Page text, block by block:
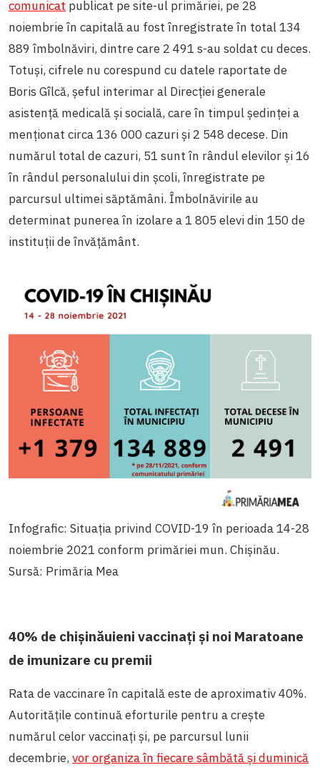
comunicat publicat pe site-ul primăriei, pe 28
noiembrie în capitală au fost înregistrate în total 134
889 îmbolnăviri, dintre care 2 491 s-au soldat cu deces.
Totuși, cifrele nu corespund cu datele raportate de
Boris Gîlcă, șeful interimar al Direcției generale
asistență medicală și socială, care în timpul ședinței a
menționat circa 136 000 cazuri și 2 548 decese. Din
numărul total de cazuri, 51 sunt în rândul elevilor și 16
în rândul personalului din școli, înregistrate pe
parcursul ultimei săptămâni. Îmbolnăvirile au
determinat punerea în izolare a 1 805 elevi din 150 de
instituții de învățământ.
Infografic: Situația privind COVID-19 în perioada 14-28
noiembrie 2021 conform primăriei mun. Chișinău.
Sursă: Primăria Mea
40% de chișinăuieni vaccinați și noi Maratoane
de imunizare cu premii
Rata de vaccinare în capitală este de aproximativ 40%.
Autoritățile continuă eforturile pentru a crește
numărul celor vaccinați și, pe parcursul lunii
decembrie, vor organiza în fiecare sâmbătă și duminică